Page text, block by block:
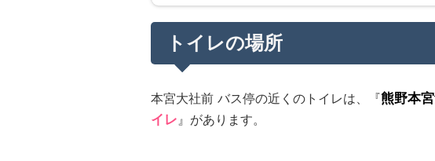
トイレの場所
本宮大社前 バス停の近くのトイレは、『熊野本
イレ 』があります。